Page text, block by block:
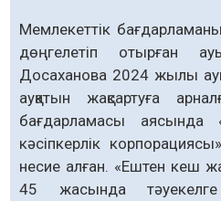
Мемлекеттік
дөңгелетіп отырған
Досаханова 2024 жылы
ауқатын жақсартуға
бағдарламасы аясында
кәсіпкерлік
несие алған. «Ештен кеш
45 жасында